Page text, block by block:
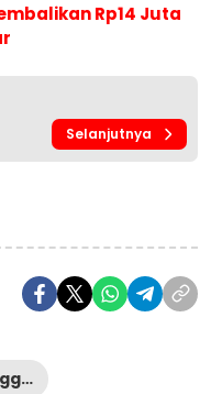
Rp14 Juta
Selanjutnya
Budaya Manggarai